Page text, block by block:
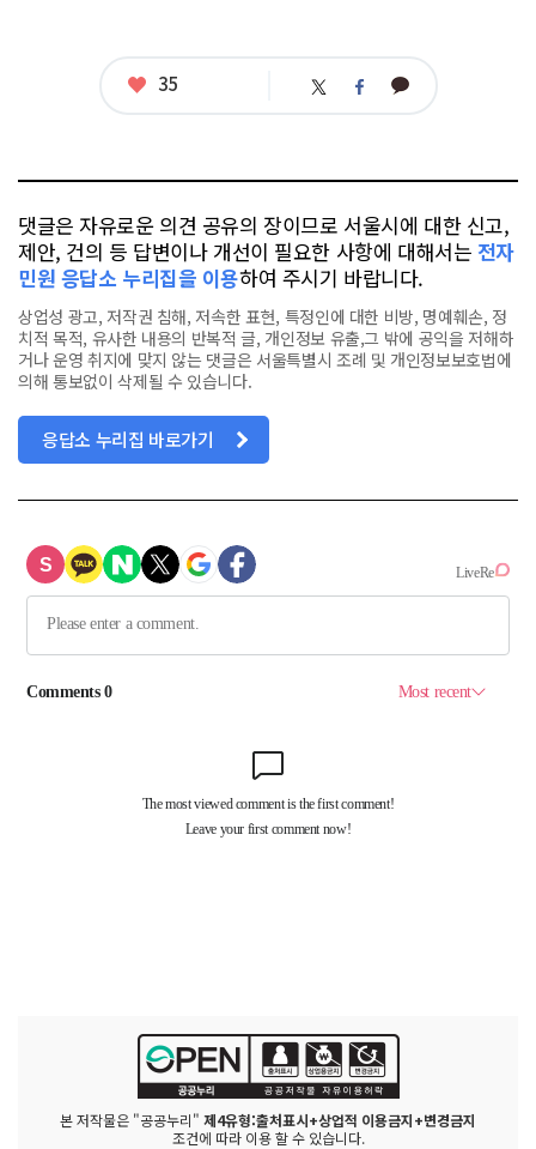
좋
35 트 페 카
댓글은 자유로운 의견 공유의 장이므로 서울시에 대한 신고,
제안, 건의 등 답변이나 개선이 필요한 사항에 대해서는 전자
민원 응답소 누리집을 이용하여 주시기 바랍니다.
상업성 광고, 저작권 침해, 저속한 표현, 특정인에 대한 비방, 명예훼손, 정
치적 목적, 유사한 내용의 반복적 글, 개인정보 유출,그 밖에 공익을 저해하
거나 운영 취지에 맞지 않는 댓글은 서울특별시 조례 및 개인정보보호법에
의해 통보없이 삭제될 수 있습니다.
응답소 누리집 바로가기
본 저작물은 "공공누리" 제4유형:출처표시+상업적 이용금지+변경금지
조건에 따라 이용 할 수 있습니다.